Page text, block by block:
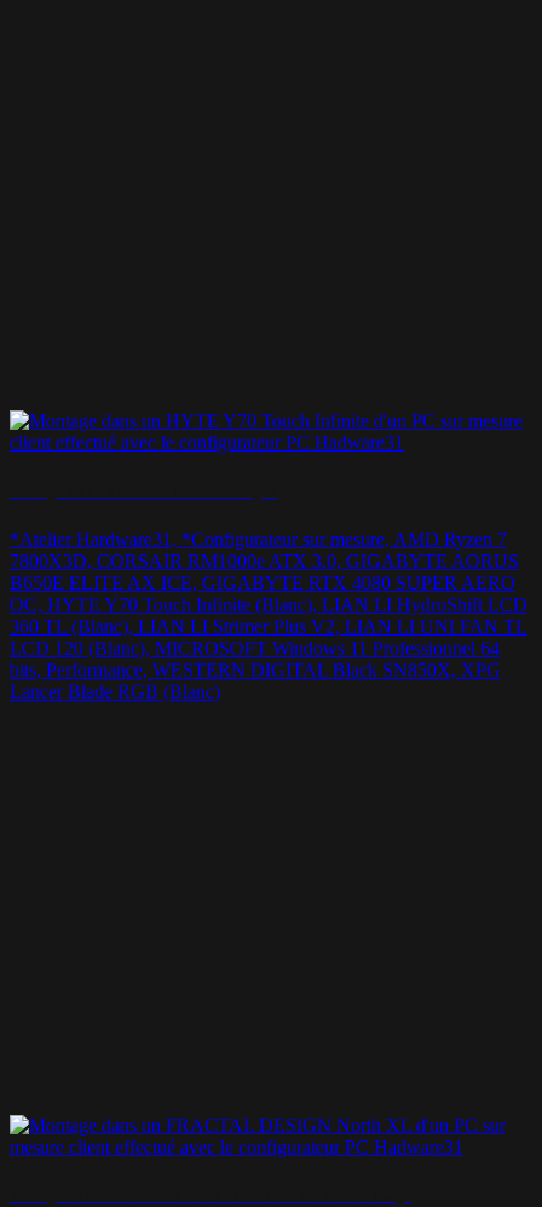
*Atelier Hardware31, *Configurateur sur mesure, AMD Ryzen 7
7800X3D, CORSAIR RM1000e ATX 3.0, GIGABYTE AORUS
B650E ELITE AX ICE, GIGABYTE RTX 4080 SUPER AERO
OC, HYTE Y70 Touch Infinite (Blanc), LIAN LI HydroShift LCD
360 TL (Blanc), LIAN LI Strimer Plus V2, LIAN LI UNI FAN TL
LCD 120 (Blanc), MICROSOFT Windows 11 Professionnel 64
bits, Performance, WESTERN DIGITAL Black SN850X, XPG
Lancer Blade RGB (Blanc)